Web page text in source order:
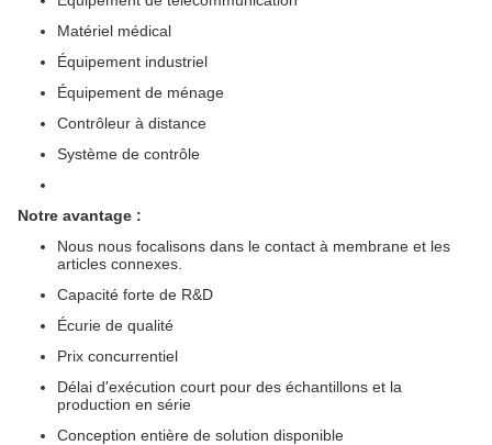
Matériel médical
Équipement industriel
Équipement de ménage
Contrôleur à distance
Système de contrôle
Notre avantage :
Nous nous focalisons dans le contact à membrane et les
articles connexes.
Capacité forte de R&D
Écurie de qualité
Prix concurrentiel
Délai d'exécution court pour des échantillons et la
production en série
Conception entière de solution disponible